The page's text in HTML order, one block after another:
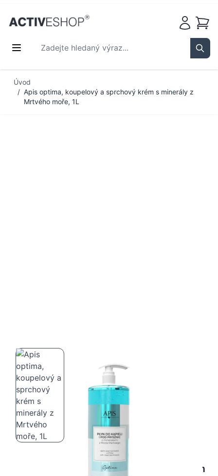
Zadejte hledaný výraz...
Košík
Úvod
/ Apis optima, koupelový a sprchový krém s minerály z
Mrtvého moře, 1L
Apis optima, koupelový a sprchový krém